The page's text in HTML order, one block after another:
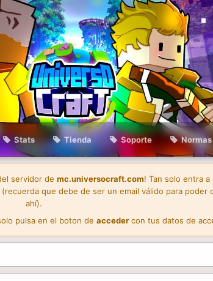
Stats Tienda Soporte Normas
servidor de mc.universocraft.com! Tan solo entra
(recuerda que debe de ser un email válido para poder
ahí).
pulsa en el boton de accedercon tus datos de